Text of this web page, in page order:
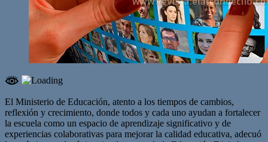
El Ministerio de Educación, atento a los tiempos de cambios,
reflexión y crecimiento, donde todos y cada uno ayudan a fortalecer
la escuela como un espacio de aprendizaje significativo y de
experiencias colaborativas para mejorar la calidad educativa, adecuó